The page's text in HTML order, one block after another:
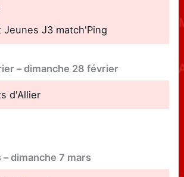
Jeunes J3 match'Ping
–dimanche 28 février
d'Allier
–dimanche 7 mars